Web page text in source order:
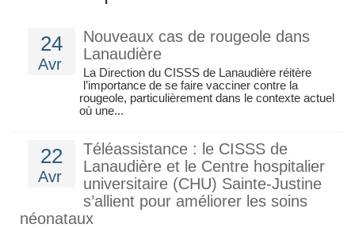
24
Avr
Nouveaux cas de rougeole dans
Lanaudière
La Direction du CISSS de Lanaudière réitère
l’importance de se faire vacciner contre la
rougeole, particulièrement dans le contexte actuel
où une...
22
Avr
Téléassistance : le CISSS de
Lanaudière et le Centre hospitalier
universitaire (CHU) Sainte‑Justine
s’allient pour améliorer les soins
néonataux